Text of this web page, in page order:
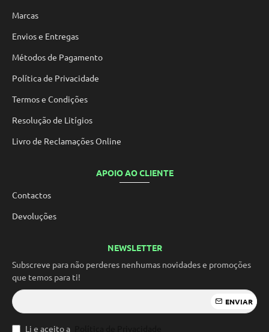
Marcas
Envios e Entregas
Métodos de Pagamento
Política de Privacidade
Termos e Condições
Resolução de Litígios
Livro de Reclamações Online
APOIO AO CLIENTE
Contactos
Devoluções
NEWSLETTER
Subscreve para não perderes nenhumas novidades e promoções
que temos para ti!
ENVIAR
Li e aceito a